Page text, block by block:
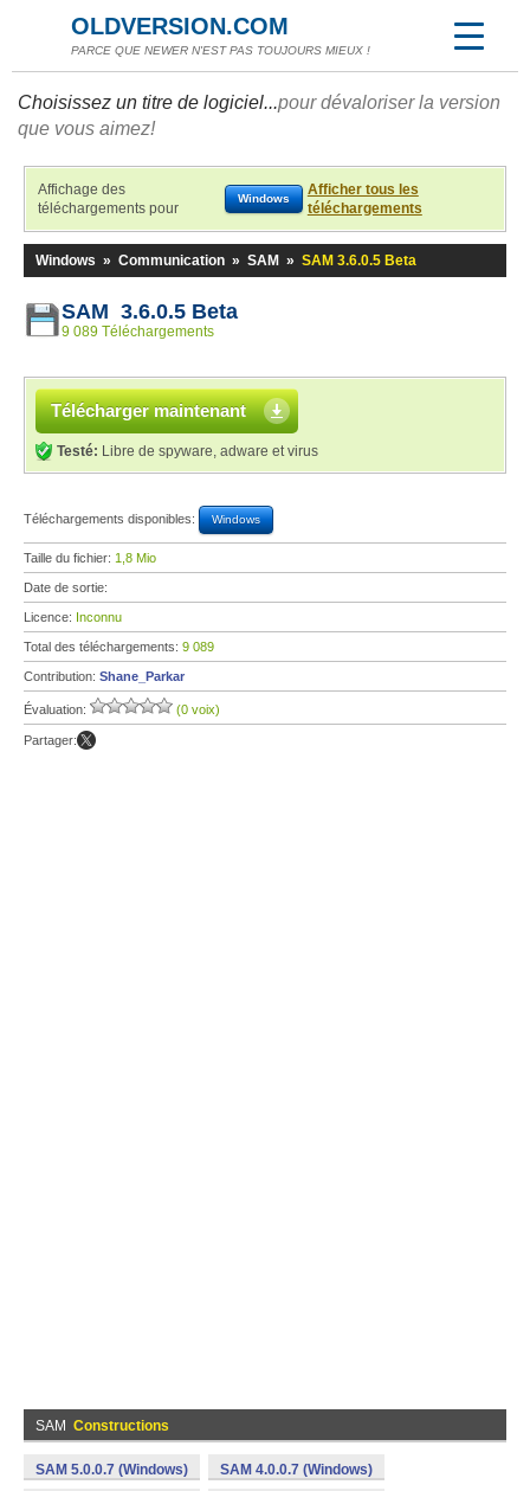
OLDVERSION.COM
PARCE QUE NEWER N'EST PAS TOUJOURS MIEUX !
Choisissez un titre de logiciel...pour dévaloriser la version
que vous aimez!
Affichage des
téléchargements pour
Windows
Afficher tous les
téléchargements
Windows » Communication » SAM » SAM 3.6.0.5 Beta
SAM 3.6.0.5 Beta
9 089 Téléchargements
Télécharger maintenant
Testé: Libre de spyware, adware et virus
Téléchargements disponibles: Windows
Taille du fichier: 1,8 Mio
Date de sortie:
Licence: Inconnu
Total des téléchargements: 9 089
Contribution: Shane_Parkar
Évaluation: (0 voix)
Partager:
SAM Constructions
SAM 5.0.0.7 (Windows) SAM 4.0.0.7 (Windows)